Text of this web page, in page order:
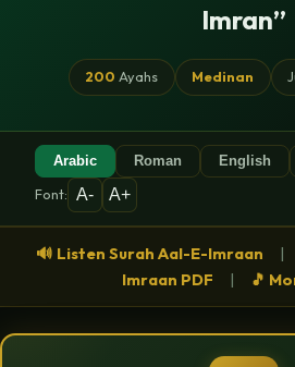
Imran”
200 Ayahs Medinan
Arabic Roman English
Font: A- A+
🔊 Listen Surah Aal-E-Imraan |
Imraan PDF
| 🎵